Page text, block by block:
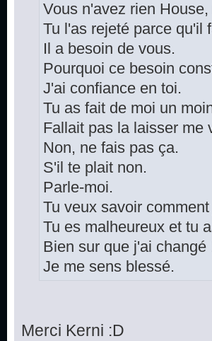
Vous n'avez rien House,
Tu l'as rejeté parce qu'il
Il a besoin de vous.
Pourquoi ce besoin
J'ai confiance en toi.
Tu as fait de moi un
Fallait pas la laisser me
Non, ne fais pas ça.
S'il te plait non.
Parle-moi.
Tu veux savoir
Tu es malheureux et tu
Bien sur que j'ai changé
Je me sens blessé.
Merci Kerni :D